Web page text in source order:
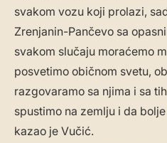
svakom vozu koji prolazi,
Zrenjanin-Pančevo sa
svakom slučaju moraćemo
posvetimo običnom svetu,
razgovaramo sa njima i sa
spustimo na zemlju i da
kazao je Vučić.